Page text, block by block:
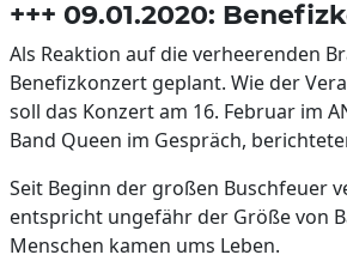
+++ 09.01.2020:
Als Reaktion auf die verheerenden
Benefizkonzert geplant. Wie der
soll das Konzert am 16. Februar im
Band Queen im Gespräch,
Seit Beginn der großen Buschfeuer
entspricht ungefähr der Größe von
Menschen kamen ums Leben.